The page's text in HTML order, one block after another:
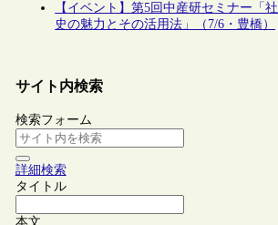
【イベント】第5回中産研セミナー「社
史の魅力とその活用法」（7/6・豊橋）
サイト内検索
検索フォーム
詳細検索
タイトル
本文